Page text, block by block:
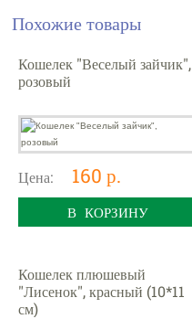
Похожие товары
Кошелек "Веселый зайчик",
розовый
Цена: 160 р.
В КОРЗИНУ
Кошелек плюшевый
"Лисенок", красный (10*11
см)